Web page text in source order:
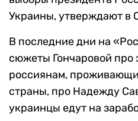
Украины, утверждают в
В последние дни на
сюжеты Гончаровой про
россиянам,
страны, про Надежду
украинцы едут на